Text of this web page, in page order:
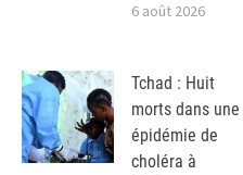
6 août 2026
Tchad : Huit
morts dans une
épidémie de
choléra à